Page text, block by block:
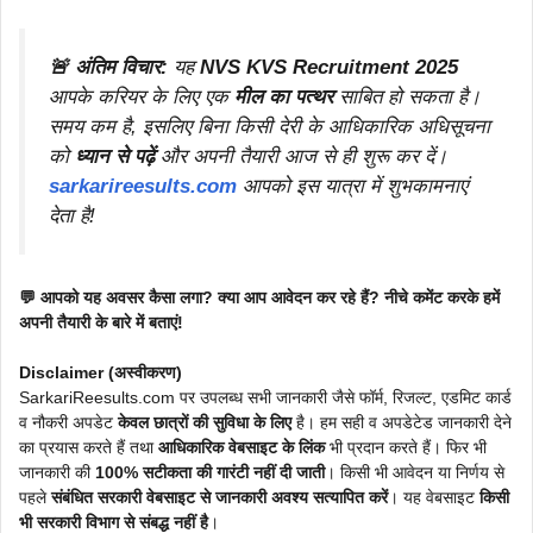
🚨 अंतिम विचार: यहNVS KVS Recruitment 2025
आपके करियर के लिए एकमील का पत्थरसाबित हो सकता है।
समय कम है, इसलिए बिना किसी देरी के आधिकारिक अधिसूचना
को ध्यान से पढ़ेंऔर अपनी तैयारी आज से ही शुरू कर दें।
sarkarireesults.com आपको इस यात्रा में शुभकामनाएं
देता है!
💬 आपको यह अवसर कैसा लगा? क्या आप आवेदन कर रहे हैं? नीचे कमेंट करके हमें
अपनी तैयारी के बारे में बताएं!
Disclaimer (अस्वीकरण)
SarkariReesults.com पर उपलब्ध सभी जानकारी जैसे फॉर्म, रिजल्ट, एडमिट कार्ड
व नौकरी अपडेटकेवल छात्रों की सुविधा के लिएहै। हम सही व अपडेटेड जानकारी देने
का प्रयास करते हैं तथाआधिकारिक वेबसाइट के लिंकभी प्रदान करते हैं। फिर भी
जानकारी की 100% सटीकता की गारंटी नहीं दी जाती। किसी भी आवेदन या निर्णय से
पहलेसंबंधित सरकारी वेबसाइट से जानकारी अवश्य सत्यापित करें। यह वेबसाइटकिसी
भी सरकारी विभाग से संबद्ध नहीं है।